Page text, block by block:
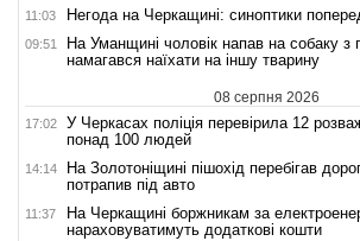
11:03 Негода на Черкащині: синоптики
09:51
На Уманщині чоловік напав на собаку з
намагався наїхати на іншу тварину
08 серпня 2026
17:02
У Черкасах поліція перевірила 12
понад 100 людей
14:14
На Золотоніщині пішохід перебігав
потрапив під авто
11:37
На Черкащині боржникам за
нараховуватимуть додаткові кошти